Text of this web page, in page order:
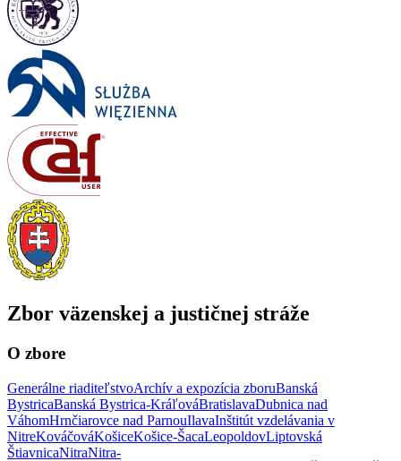
Zbor väzenskej a justičnej stráže
O zbore
Generálne riaditeľstvoArchív a expozícia zboruBanská
BystricaBanská Bystrica-KráľováBratislavaDubnica nad
VáhomHrnčiarovce nad ParnouIlavaInštitút vzdelávania v
NitreKováčováKošiceKošice-ŠacaLeopoldovLiptovská
ŠtiavnicaNitraNitra-